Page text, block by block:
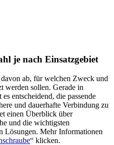
je nach Einsatzgebiet
ab, für welchen Zweck und
werden sollen. Gerade in
entscheidend, die passende
und dauerhafte Verbindung zu
einen Überblick über
und die wichtigsten
Lösungen. Mehr Informationen
“ klicken.